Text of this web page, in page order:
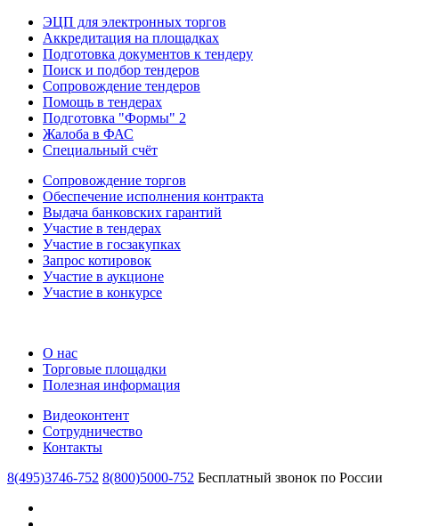
ЭЦП для электронных торгов
Аккредитация на площадках
Подготовка документов к тендеру
Поиск и подбор тендеров
Сопровождение тендеров
Помощь в тендерах
Подготовка "Формы" 2
Жалоба в ФАС
Специальный счёт
Сопровождение торгов
Обеспечение исполнения контракта
Выдача банковских гарантий
Участие в тендерах
Участие в госзакупках
Запрос котировок
Участие в аукционе
Участие в конкурсе
О нас
Торговые площадки
Полезная информация
Видеоконтент
Сотрудничество
Контакты
8(495)3746-752 8(800)5000-752 Бесплатный звонок по России